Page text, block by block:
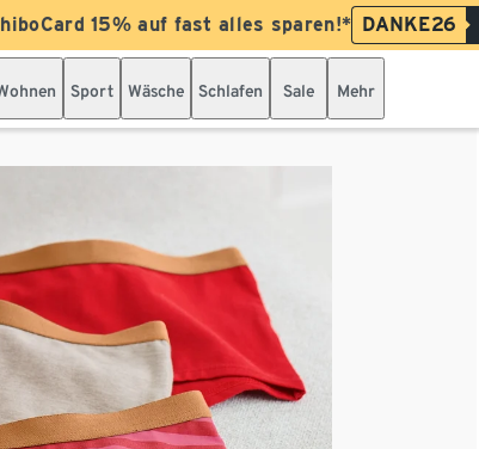
15% auf fast alles sparen!* DANKE26
Sport Wäsche Schlafen Sale Mehr